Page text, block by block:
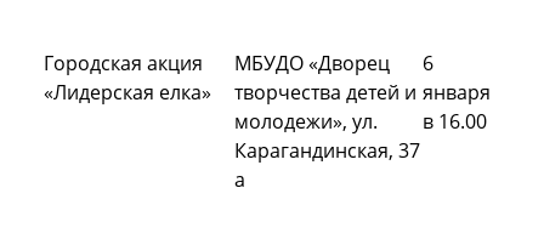
Городская акция
«Лидерская елка»
МБУДО «Дворец
творчества детей и
молодежи», ул.
Карагандинская, 37
а
6
января
в 16.00